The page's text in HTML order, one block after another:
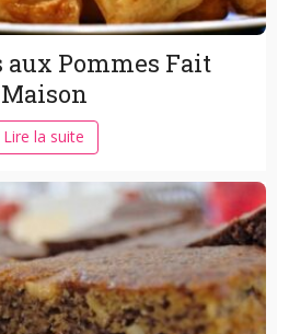
aux Pommes Fait
Maison
Lire la suite